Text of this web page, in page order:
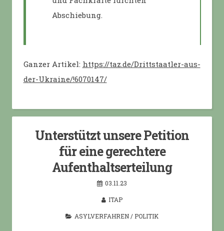
Abschiebung.
Ganzer Artikel: https://taz.de/Drittstaatler-aus-
der-Ukraine/!6070147/
Unterstützt unsere Petition
für eine gerechtere
Aufenthaltserteilung
03.11.23
ITAP
ASYLVERFAHREN / POLITIK